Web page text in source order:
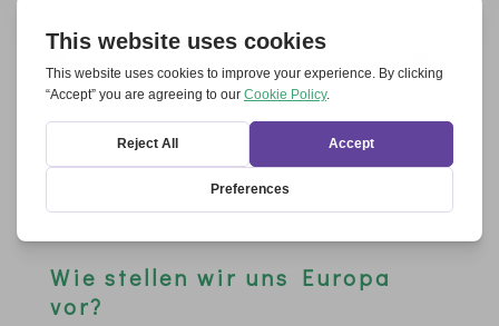
Wie stellen wir uns Europa
vor?